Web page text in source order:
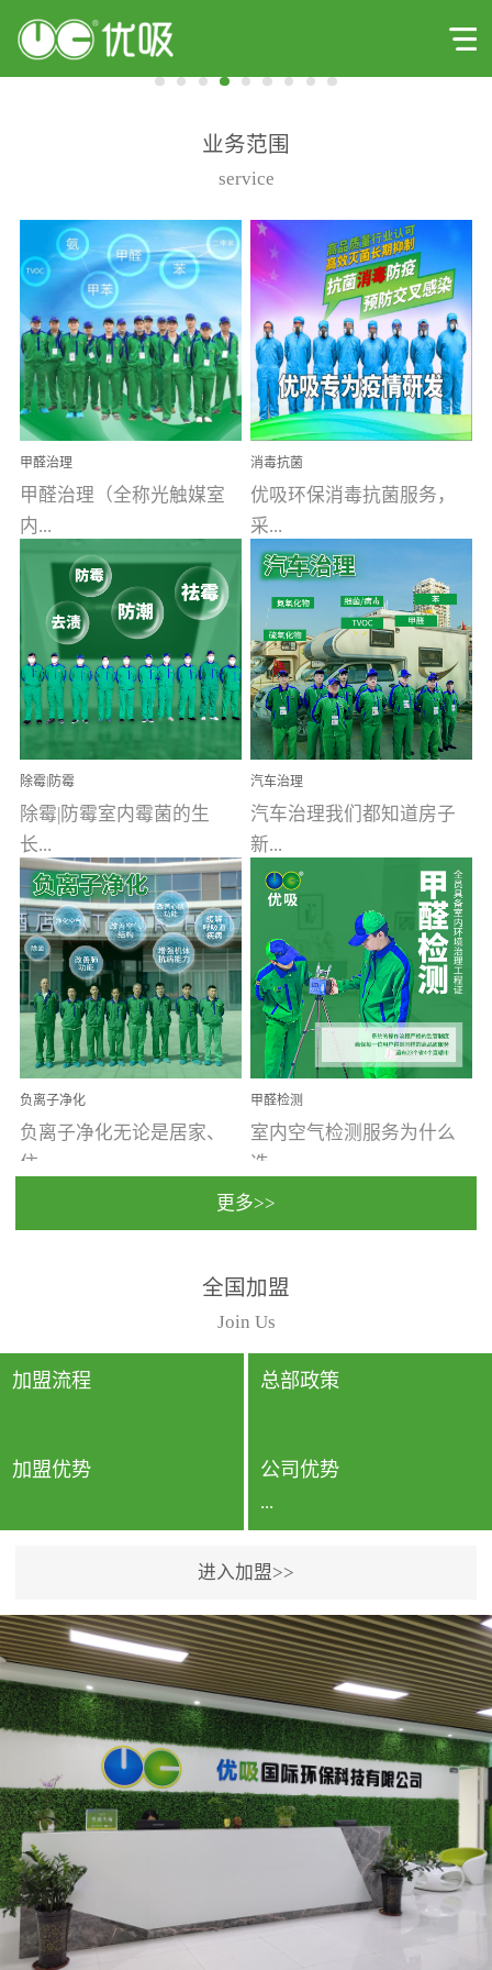
业务范围
service
甲醛治理
甲醛治理（全称光触媒室
内...
空气污染净化治理）工业
文明的进步，创造了多姿
多彩的家居产品和生活情
调，但也带来了以甲醛为
首的室内...
消毒抗菌
优吸环保消毒抗菌服务，
采...
用行业公认奥维牌消毒
液，具备杀死人体冠状病
毒的功效，杀菌率
99.99%。相对于传统消毒
液来说，无...
除霉|防霉
除霉|防霉室内霉菌的生
长...
受温度、湿度、基质养
分、通风四个条件影响，
温暖潮湿、营养物质多、
通风缓慢的空间最易滋生
大量霉菌的...
汽车治理
汽车治理我们都知道房子
新...
装修完会有甲醛，其实汽
车的甲醛超标问题更为严
重。汽车的空间范围小，
配件、皮具、装饰多，这
些都是汽...
负离子净化
负离子净化无论是居家、
住...
动，人类长时间停留的室
内空间都有整体消毒的需
要。因为空间内人流携带
的、空气...
甲醛检测
室内空气检测服务为什么
选...
行国家规定的标准检测方
法，空气采样量准确，检
测结果可靠，远胜于其他
检测...
更多>>
全国加盟
Join Us
加盟流程 总部政策
加盟优势 公司优势
...
专利保护优势、双甲资质
企业（“室内环境净化治理
甲级施工资质”“室内环境
污染治理资质等级证
书”）、拥有多名高级《环
境工程高级工程师》室内
空气治理资格认证的治理
人员、掌握室内空气净化
治理实用技术和五项专利
技术、八项计算机软件著
作权登记证书等。研发实
进入加盟>>